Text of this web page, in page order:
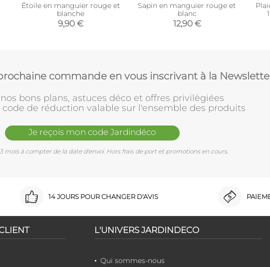
Étoile en manguier rouge et
blanche
9,90 €
Sapin en manguier rouge et
blanc
12,90 €
commande en vous inscrivant à la
nos bons plans, astuces déco et offres privilègiées
code de réduction valable sur l'ensemble des produits
Je reçois mon code Jardindéco
mois à compter de la date d'envoi. Hors frais de port et promotions en cours.
14 JOURS POUR CHANGER D'AVIS
L'UNIVERS JARDINDECO
Qui sommes-nous